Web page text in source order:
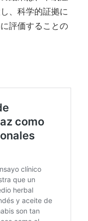
、科学的証拠に
評価することの